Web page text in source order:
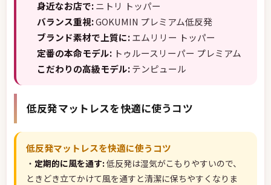
身近なお店で:ニトリ トッパー
バランス重視:GOKUMIN プレミアム低反発
ブランド素材で上質に:エムリリー トッパー
定番の本命モデル: トゥルースリーパー プレミアム
こだわりの高級モデル:テンピュール
低反発マットレスを快適に使うコツ
低反発マットレスを快適に使うコツ
・ 定期的に風を通す: 低反発は湿気がこもりやすいので、
ときどき立てかけて風を通すと清潔に保ちやすくなりま